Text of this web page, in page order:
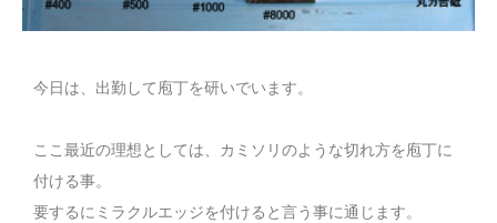
今日は、出勤して庖丁を研いでいます。
ここ最近の理想としては、カミソリのような切れ方を庖丁に
付ける事。
要するにミラクルエッジを付けると言う事に通じます。